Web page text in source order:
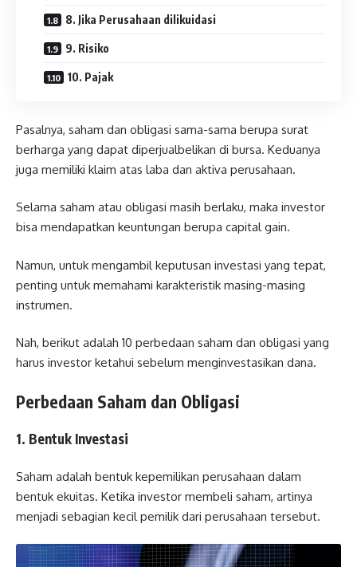
8. Jika Perusahaan dilikuidasi
9. Risiko
10. Pajak
Pasalnya, saham dan obligasi sama-sama berupa surat
berharga yang dapat diperjualbelikan di bursa. Keduanya
juga memiliki klaim atas laba dan aktiva perusahaan.
Selama saham atau obligasi masih berlaku, maka investor
bisa mendapatkan keuntungan berupa capital gain.
Namun, untuk mengambil keputusan investasi yang tepat,
penting untuk memahami karakteristik masing-masing
instrumen.
Nah, berikut adalah 10 perbedaan saham dan obligasi yang
harus investor ketahui sebelum menginvestasikan dana.
Perbedaan Saham dan Obligasi
1. Bentuk Investasi
Saham adalah bentuk kepemilikan perusahaan dalam
bentuk ekuitas. Ketika investor membeli saham, artinya
menjadi sebagian kecil pemilik dari perusahaan tersebut.